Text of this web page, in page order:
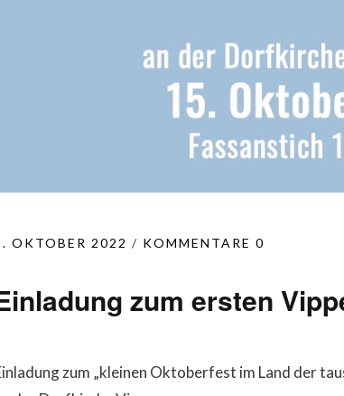
OKTOBER 2022 KOMMENTARE 0
zum ersten
zum „kleinen Oktoberfest im Land der